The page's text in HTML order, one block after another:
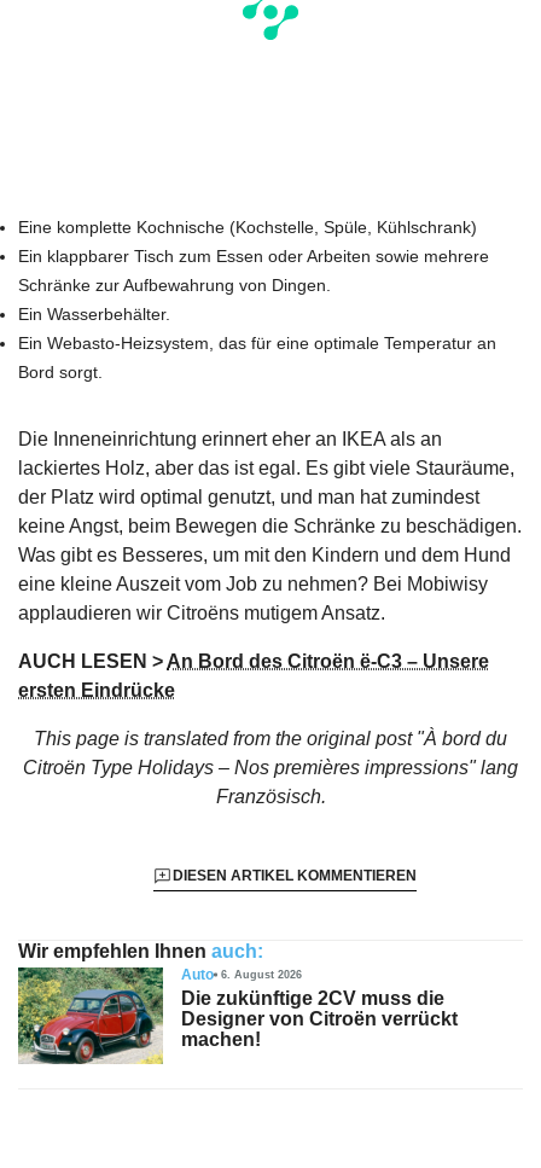
Eine komplette Kochnische (Kochstelle, Spüle, Kühlschrank)
Ein klappbarer Tisch zum Essen oder Arbeiten sowie mehrere
Schränke zur Aufbewahrung von Dingen.
Ein Wasserbehälter.
Ein Webasto-Heizsystem, das für eine optimale Temperatur an
Bord sorgt.
Die Inneneinrichtung erinnert eher an IKEA als an
lackiertes Holz, aber das ist egal. Es gibt viele Stauräume,
der Platz wird optimal genutzt, und man hat zumindest
keine Angst, beim Bewegen die Schränke zu beschädigen.
Was gibt es Besseres, um mit den Kindern und dem Hund
eine kleine Auszeit vom Job zu nehmen? Bei Mobiwisy
applaudieren wir Citroëns mutigem Ansatz.
AUCH LESEN > An Bord des Citroën ë-C3 – Unsere
ersten Eindrücke
This page is translated from the original post "À bord du
Citroën Type Holidays – Nos premières impressions"lang
Französisch.
DIESEN ARTIKEL KOMMENTIEREN
Wir empfehlen Ihnen auch:
Auto 6. August 2026
Die zukünftige 2CV muss die
Designer von Citroën verrückt
machen!